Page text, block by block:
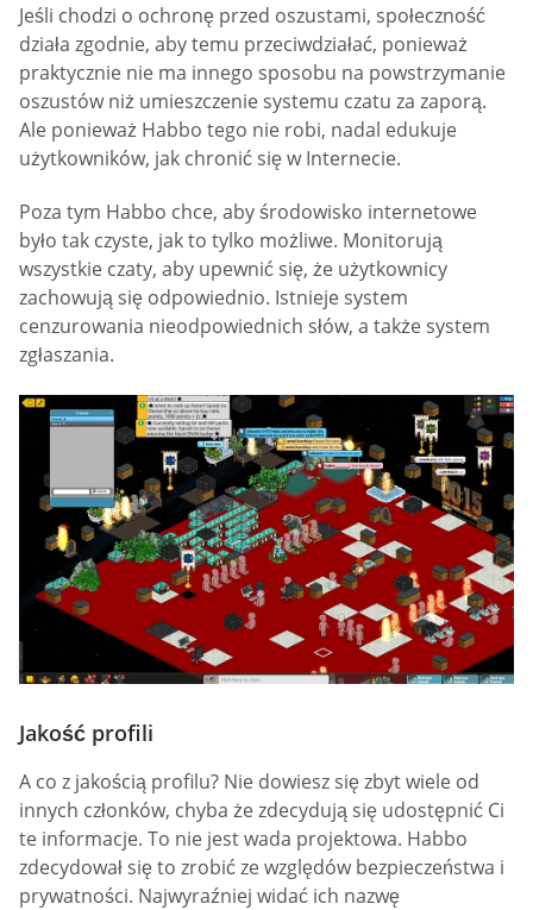
Jeśli chodzi o ochronę przed oszustami, społeczność
działa zgodnie, aby temu przeciwdziałać, ponieważ
praktycznie nie ma innego sposobu na powstrzymanie
oszustów niż umieszczenie systemu czatu za zaporą.
Ale ponieważ Habbo tego nie robi, nadal edukuje
użytkowników, jak chronić się w Internecie.
Poza tym Habbo chce, aby środowisko internetowe
było tak czyste, jak to tylko możliwe. Monitorują
wszystkie czaty, aby upewnić się, że użytkownicy
zachowują się odpowiednio. Istnieje system
cenzurowania nieodpowiednich słów, a także system
zgłaszania.
Jakość profili
A co z jakością profilu? Nie dowiesz się zbyt wiele od
innych członków, chyba że zdecydują się udostępnić Ci
te informacje. To nie jest wada projektowa. Habbo
zdecydował się to zrobić ze względów bezpieczeństwa i
prywatności. Najwyraźniej widać ich nazwę